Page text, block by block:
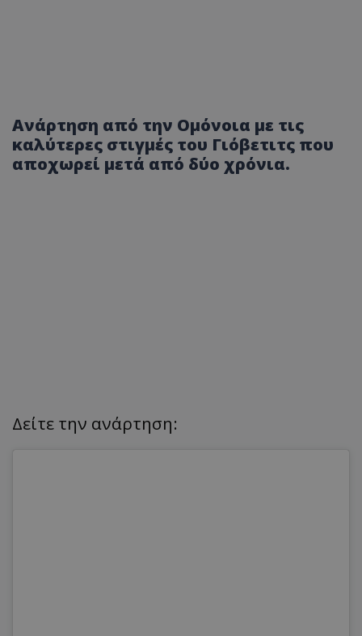
Ανάρτηση από την Ομόνοια με τις
καλύτερες στιγμές του Γιόβετιτς που
αποχωρεί μετά από δύο χρόνια.
Δείτε την ανάρτηση: